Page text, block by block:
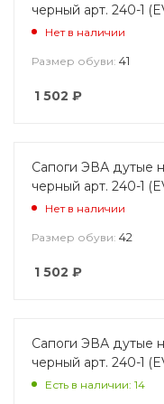
черный арт. 240-1
Нет в наличии
Размер обуви: 41
1 502 ₽
Сапоги ЭВА дутые
черный арт. 240-1
Нет в наличии
Размер обуви: 42
1 502 ₽
Сапоги ЭВА дутые
черный арт. 240-1
Есть в наличии: 14